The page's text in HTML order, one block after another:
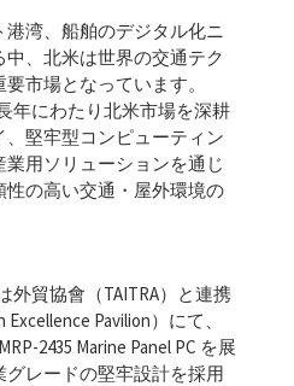
湾、船舶のデジタル化ニ
、北米は世界の交通テク
市場となっています。
年にわたり北米市場を深耕
、堅牢型コンピューティン
用ソリューションを通じ
の高い交通・屋外環境の
外貿協會（TAITRA）と連携
Pavilion）にて、
2435 Marine Panel PC を展
レードの堅牢設計を採用